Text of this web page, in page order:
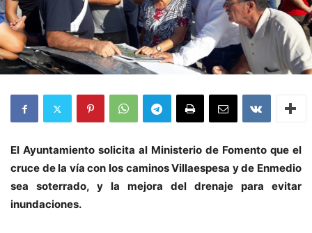
El Ayuntamiento solicita al Ministerio de Fomento que el
cruce de la vía con los caminos Villaespesa y de Enmedio
sea soterrado, y la mejora del drenaje para evitar
inundaciones.